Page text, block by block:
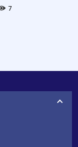
7